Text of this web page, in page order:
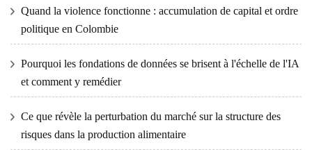
Quand la violence fonctionne : accumulation de capital et ordre
politique en Colombie
Pourquoi les fondations de données se brisent à l'échelle de l'IA
et comment y remédier
Ce que révèle la perturbation du marché sur la structure des
risques dans la production alimentaire